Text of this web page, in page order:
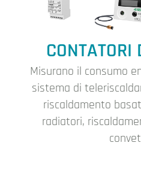
CONTATORI
Misurano il consumo
sistema di
riscaldamento
radiatori,